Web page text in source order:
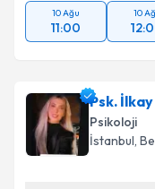
10 Ağu
11:00
10
Psk.
Psikoloji
İstanbul,